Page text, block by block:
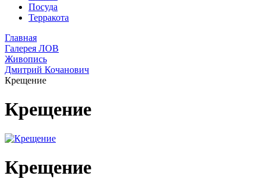
Посуда
Терракота
Главная
Галерея ЛОВ
Живопись
Дмитрий Кочанович
Крещение
Крещение
Крещение